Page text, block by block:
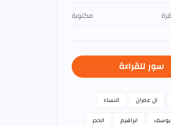
مكتوبة
سور للقراءة
آل عمران
النساء
يوسف ابراهيم
الحجر